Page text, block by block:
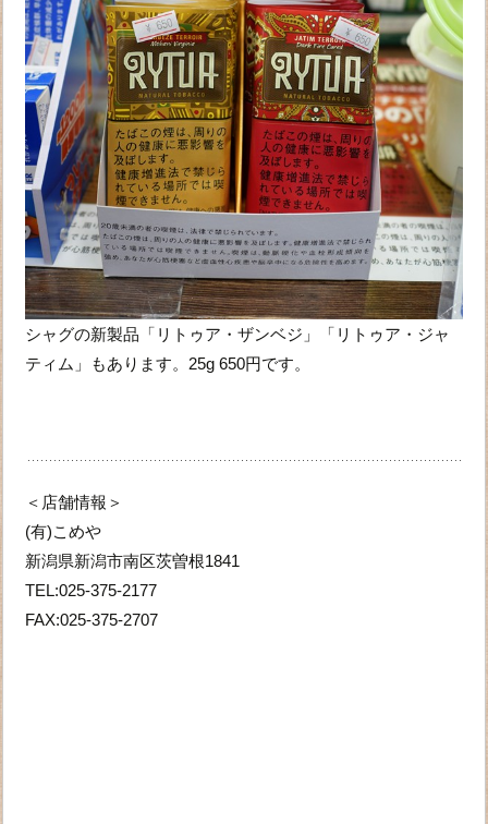
シャグの新製品「リトゥア・ザンベジ」「リトゥア・ジャ
ティム」もあります。25g 650円です。
＜店舗情報＞
(有)こめや
新潟県新潟市南区茨曽根1841
TEL:025-375-2177
FAX:025-375-2707